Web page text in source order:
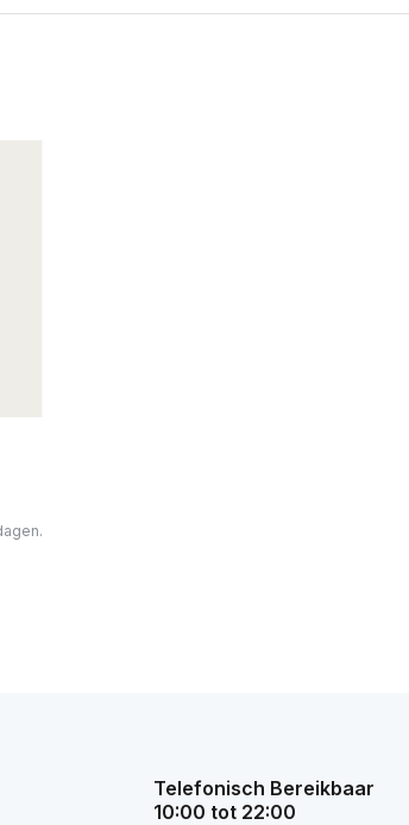
Telefonisch Bereikbaar
10:00 tot 22:00